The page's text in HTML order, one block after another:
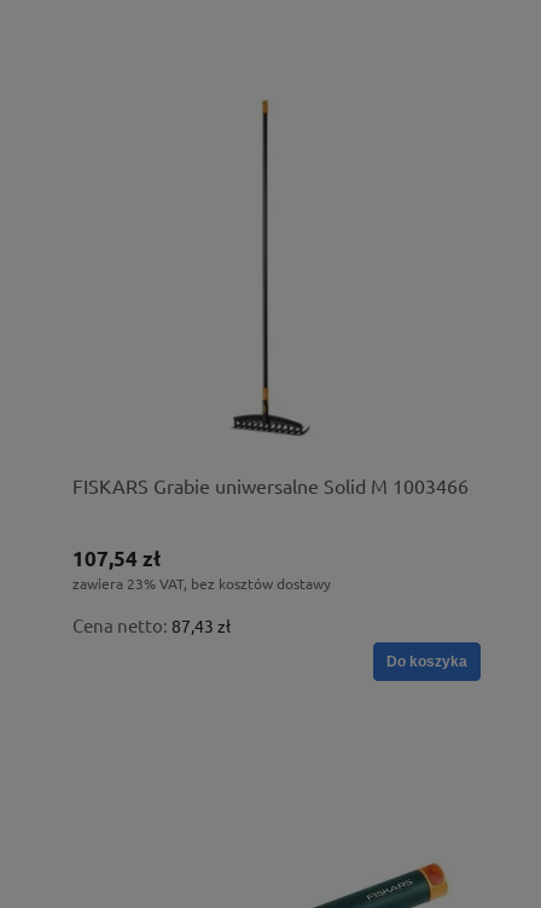
FISKARS Grabie uniwersalne Solid M 1003466
107,54 zł
zawiera 23% VAT, bez kosztów dostawy
Cena netto: 87,43 zł
Do koszyka